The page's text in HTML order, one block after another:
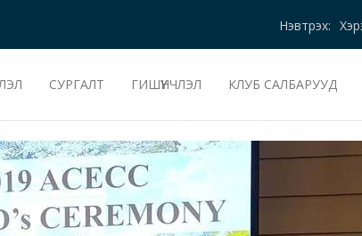
Нэвтрэх:
СУРГАЛТ ГИШҮҮНЧЛЭЛ КЛУБ САЛБАРУУД